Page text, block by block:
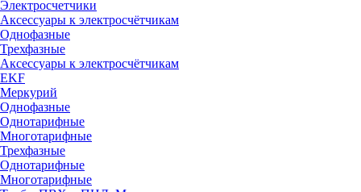
Электросчетчики
Аксессуары к электросчётчикам
Однофазные
Трехфазные
Аксессуары к электросчётчикам
EKF
Меркурий
Однофазные
Однотарифные
Многотарифные
Трехфазные
Однотарифные
Многотарифные